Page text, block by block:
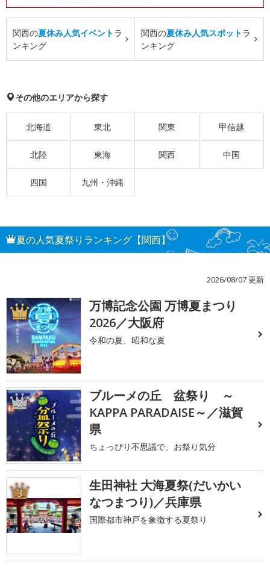
関西の夏休み人気イベントラ
ンキング
関西の夏休み人気スポットラ
ンキング
その他のエリアから探す
北海道 東北 関東 甲信越
北陸 東海 関西 中国
四国 九州・沖縄
夏の人気夏祭りランキング【関西】
2026/08/07 更新
1
万博記念公園 万博夏まつり
2026／大阪府
令和の夏、昭和な夏
2
ブルーメの丘 盆祭り ～
KAPPA PARADAISE～／滋賀
県
ちょっぴり不思議で、お祭り気分
3
生田神社 大海夏祭(だいかい
なつまつり)／兵庫県
国際都市神戸を象徴する夏祭り